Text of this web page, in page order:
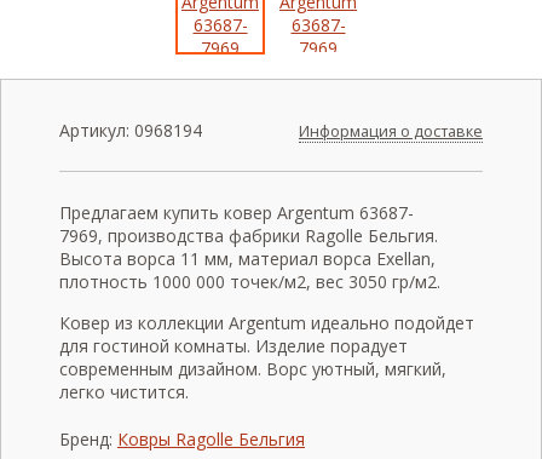
Артикул: 0968194 Информация о доставке
Предлагаем купить ковер Argentum 63687-
7969, производства фабрики Ragolle Бельгия.
Высота ворса 11 мм, материал ворса Exellan,
плотность 1000 000 точек/м2, вес 3050 гр/м2.
Ковер из коллекции Argentum идеально подойдет
для гостиной комнаты. Изделие порадует
современным дизайном. Ворс уютный, мягкий,
легко чистится.
Бренд: Ковры Ragolle Бельгия